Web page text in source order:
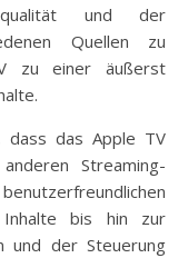
und der
Quellen zu
zu einer äußerst
dass das Apple TV
Streaming-
bis hin zur
und der Steuerung